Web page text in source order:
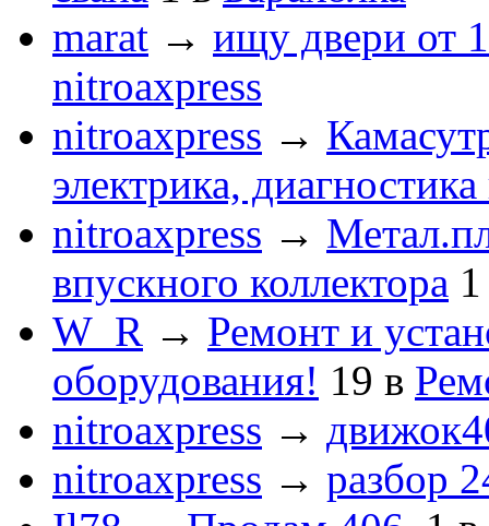
marat → ищу двери от
nitroaxpress
nitroaxpress →
электрика,
nitroaxpress →
впускного коллектора 1
W_R → Ремонт и
оборудования! 19 в
nitroaxpress →
nitroaxpress → разбор